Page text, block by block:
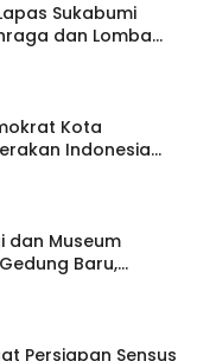
Sukabumi
dan Lomba
Kota
Indonesia
Agung
dan Museum
Baru,
Persiapan Sensus